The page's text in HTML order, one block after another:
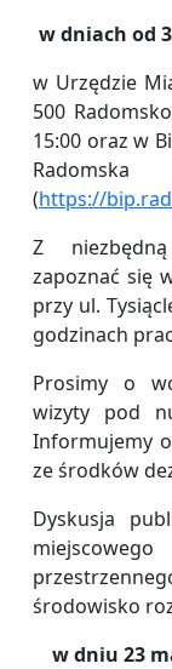
w dniach od
w Urzędzie
500
15:00 oraz w
Radomska
(https://
Z
zapoznać się
przy ul.
godzinach
Prosimy o
wizyty pod
Informujemy
ze środków
Dyskusja
środowisko
w dniu 23